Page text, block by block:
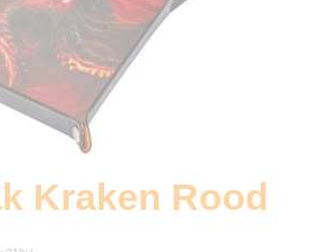
Kraken Rood